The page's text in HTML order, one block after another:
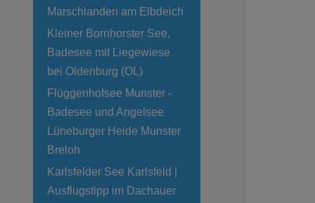
Marschlanden am Elbdeich
Kleiner Bornhorster See,
Badesee mit Liegewiese
bei Oldenburg (OL)
Flüggenhofsee Munster -
Badesee und Angelsee
Lüneburger Heide Munster
Breloh
Karlsfelder See Karlsfeld |
Ausflugstipp im Dachauer